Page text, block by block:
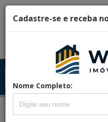
Principal
Cadastre-se e receba
Nome Completo: